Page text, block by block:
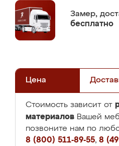
Замер,
бесплатно
Цена
Стоимость зависит от
материалов Вашей
позвоните нам по
8 (800) 511-89-55, 8